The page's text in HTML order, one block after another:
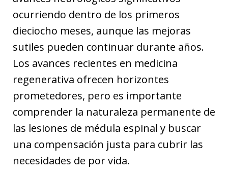
ocurriendo dentro de los primeros
dieciocho meses, aunque las mejoras
sutiles pueden continuar durante años.
Los avances recientes en medicina
regenerativa ofrecen horizontes
prometedores, pero es importante
comprender la naturaleza permanente de
las lesiones de médula espinal y buscar
una compensación justa para cubrir las
necesidades de por vida.